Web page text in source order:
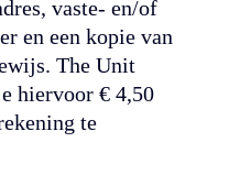
vaste- en/of
en een kopie van
The Unit
hiervoor € 4,50
te